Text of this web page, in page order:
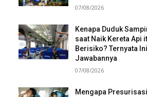
07/08/2026
Kenapa Duduk
saat Naik Kereta Api
Berisiko? Ternyata Ini
Jawabannya
07/08/2026
Mengapa